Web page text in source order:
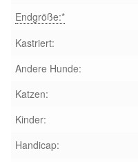
Endgröße:*
Kastriert:
Andere Hunde:
Katzen:
Kinder:
Handicap: